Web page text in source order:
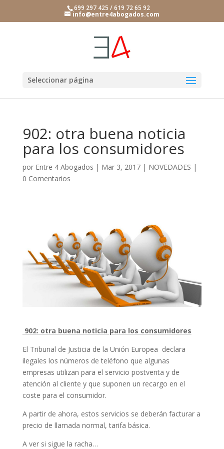
699 297 425 / 619 72 65 92
info@entre4abogados.com
Seleccionar página
902: otra buena noticia
para los consumidores
por Entre 4 Abogados | Mar 3, 2017| NOVEDADES |
0 Comentarios
902: otra buena noticia para los consumidores
El Tribunal de Justicia de la Unión Europea declara
ilegales los números de teléfono que algunas
empresas utilizan para el servicio postventa y de
atención al cliente y que suponen un recargo en el
coste para el consumidor.
A partir de ahora, estos servicios se deberán facturar a
precio de llamada normal, tarifa básica.
A ver si sigue la racha…